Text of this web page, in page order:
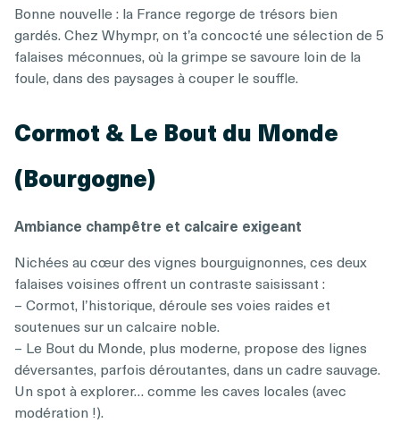
Bonne nouvelle : la France regorge de trésors bien
gardés. Chez Whympr, on t’a concocté une sélection de 5
falaises méconnues, où la grimpe se savoure loin de la
foule, dans des paysages à couper le souffle.
Cormot & Le Bout du Monde
(Bourgogne)
Ambiance champêtre et calcaire exigeant
Nichées au cœur des vignes bourguignonnes, ces deux
falaises voisines offrent un contraste saisissant :
– Cormot, l’historique, déroule ses voies raides et
soutenues sur un calcaire noble.
– Le Bout du Monde, plus moderne, propose des lignes
déversantes, parfois déroutantes, dans un cadre sauvage.
Un spot à explorer… comme les caves locales (avec
modération !).